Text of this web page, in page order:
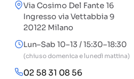
Via Cosimo Del Fante 16
Ingresso via Vettabbia 9
20122 Milano
Lun–Sab 10–13 / 15:30–18:30
(chiuso domenica e lunedì mattina)
02 58 31 08 56